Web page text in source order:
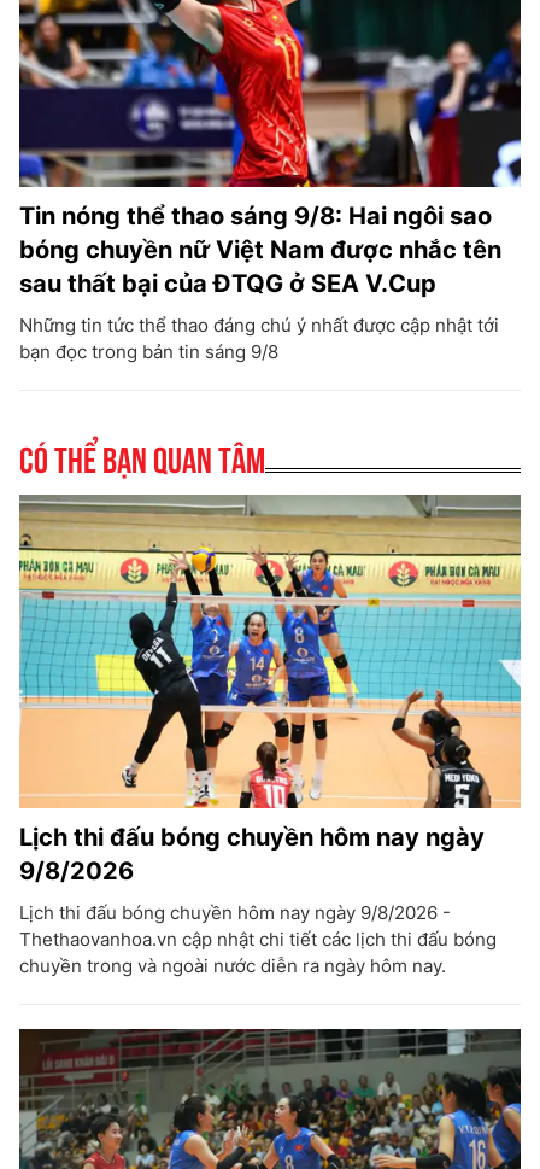
Tin nóng thể thao sáng 9/8: Hai ngôi sao
bóng chuyền nữ Việt Nam được nhắc tên
sau thất bại của ĐTQG ở SEA V.Cup
Những tin tức thể thao đáng chú ý nhất được cập nhật tới
bạn đọc trong bản tin sáng 9/8
Có thể bạn quan tâm
Lịch thi đấu bóng chuyền hôm nay ngày
9/8/2026
Lịch thi đấu bóng chuyền hôm nay ngày 9/8/2026 -
Thethaovanhoa.vn cập nhật chi tiết các lịch thi đấu bóng
chuyền trong và ngoài nước diễn ra ngày hôm nay.